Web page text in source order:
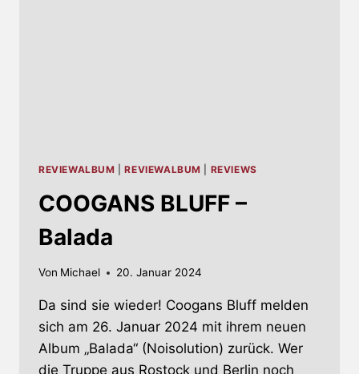
REVIEWALBUM |REVIEWALBUM REVIEWS
COOGANS BLUFF –
Balada
Von Michael 20. Januar 2024
Da sind sie wieder! Coogans Bluff melden
sich am 26. Januar 2024 mit ihrem neuen
Album „Balada“ (Noisolution) zurück. Wer
die Truppe aus Rostock und Berlin noch